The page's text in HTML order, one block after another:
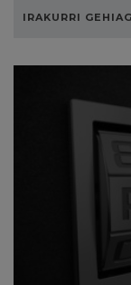
IRAKURRI